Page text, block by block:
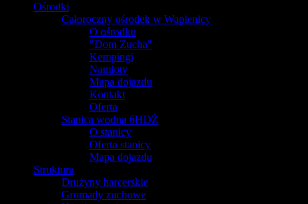
Ośrodki
Całoroczny ośrodek w Wapienicy
O ośrodku
"Dom Zucha"
Kempingi
Namioty
Mapa dojazdu
Kontakt
Oferta
Stanica wodna 6HDŻ
O stanicy
Oferta stanicy
Mapa dojazdu
Struktura
Drużyny harcerskie
Gromady zuchowe